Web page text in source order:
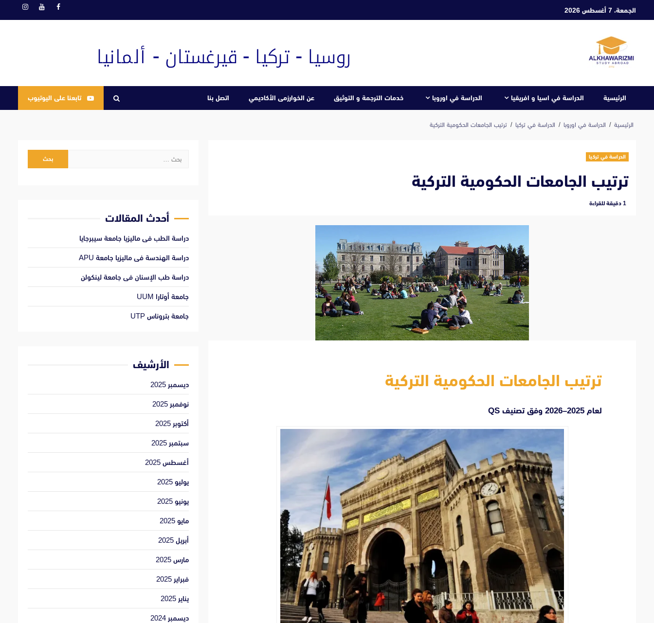
الجمعة، 7 أغسطس 2026 فيسبوكيوتيوب
الرئيسية الدراسة في اسيا و افريقيا الدراسة في اوروبا خدمات الترجمة و التوثيق عن الخوارزمى الأكاديمي اتصل بنا تابعنا على اليوتيوب
الرئيسية الدراسة في اوروبا الدراسة في تركيا ترتيب الجامعات الحكومية التركية
الدراسة في تركيا
ترتيب الجامعات الحكومية التركية
‫1 دقيقة للقراءة
ترتيب الجامعات الحكومية التركية
لعام 2025–2026 وفق تصنيف QS
البحث
أحدث المقالات
دراسة الطب فى ماليزيا جامعة سيبرجايا
دراسة الهندسة فى ماليزيا جامعة APU
دراسة طب الإسنان فى جامعة لينكولن
جامعة أوتارا UUM
جامعة بتروناس UTP
الأرشيف
ديسمبر 2025
نوفمبر 2025
أكتوبر 2025
سبتمبر 2025
أغسطس 2025
يوليو 2025
يونيو 2025
مايو 2025
أبريل 2025
مارس 2025
فبراير 2025
يناير 2025
ديسمبر 2024